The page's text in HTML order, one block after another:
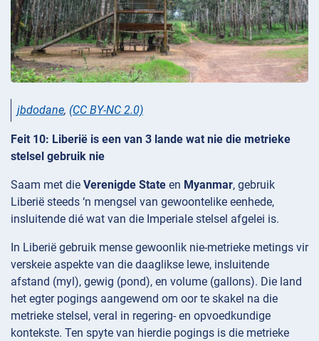
jbdodane, (CC BY-NC 2.0)
Feit 10: Liberië is een van 3 lande wat nie die metrieke
stelsel gebruik nie
Saam met die Verenigde State en Myanmar, gebruik
Liberië steeds ‘n mengsel van gewoontelike eenhede,
insluitende dié wat van die Imperiale stelsel afgelei is.
In Liberië gebruik mense gewoonlik nie-metrieke metings vir
verskeie aspekte van die daaglikse lewe, insluitende
afstand (myl), gewig (pond), en volume (gallons). Die land
het egter pogings aangewend om oor te skakel na die
metrieke stelsel, veral in regering- en opvoedkundige
kontekste. Ten spyte van hierdie pogings is die metrieke